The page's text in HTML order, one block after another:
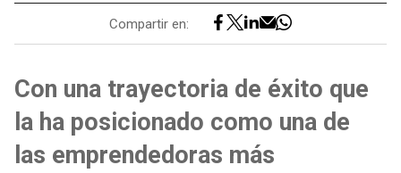
Compartir en:
Con una trayectoria de éxito que
la ha posicionado como una de
las emprendedoras más